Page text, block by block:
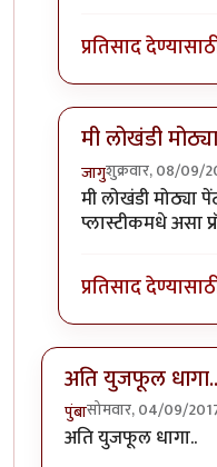
प्रतिसाद
मी लोखंडी
जागुशुक्रवार, 08/09/
In reply toएक
मी लोखंडी मोठ्या
प्लास्टीकमधे असा
प्रतिसाद
अति युजफूल धागा..
पुंबासोमवार, 04/09/
अति युजफूल धागा..